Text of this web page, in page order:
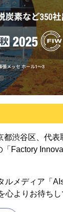
渋谷区、代表
Factory
ルメディア「
心よりお待ち